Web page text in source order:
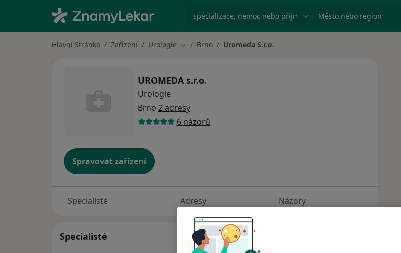
specializace, nemoc nebo příjmení Město nebo region
Hlavní Stránka Zařízení Urologie Změna města
Brno Uromeda S.r.o.
UROMEDA s.r.o.
Urologie
Brno 2 adresy
6 názorů
Spravovat zařízení
Specialisté Adresy Názory
Specialisté